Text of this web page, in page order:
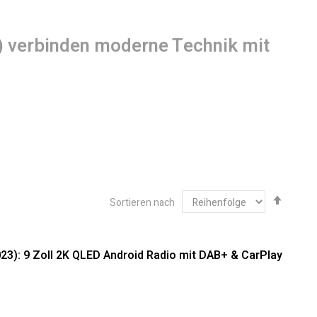
moderne Technik mit
Hochwertige Integration für
Sortieren nach
9 Zoll 2K QLED Android Radio mit DAB+ & CarPlay